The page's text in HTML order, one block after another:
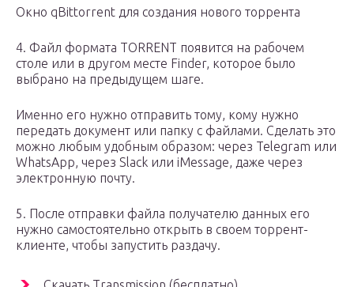
Окно qBittorrent для создания нового торрента
4. Файл формата TORRENT появится на рабочем
столе или в другом месте Finder, которое было
выбрано на предыдущем шаге.
Именно его нужно отправить тому, кому нужно
передать документ или папку с файлами. Сделать это
можно любым удобным образом: через Telegram или
WhatsApp, через Slack или iMessage, даже через
электронную почту.
5. После отправки файла получателю данных его
нужно самостоятельно открыть в своем торрент-
клиенте, чтобы запустить раздачу.